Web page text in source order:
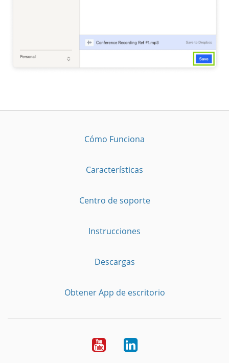
Cómo Funciona
Características
Centro de soporte
Instrucciones
Descargas
Obtener App de escritorio
YouTubeLinkedIn